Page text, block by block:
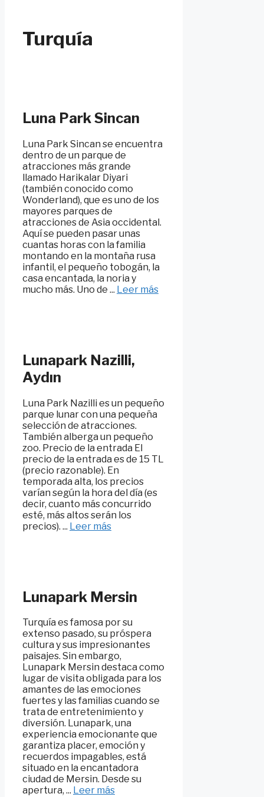
Turquía
Luna Park Sincan
Luna Park Sincan se encuentra
dentro de un parque de
atracciones más grande
llamado Harikalar Diyari
(también conocido como
Wonderland), que es uno de los
mayores parques de
atracciones de Asia occidental.
Aquí se pueden pasar unas
cuantas horas con la familia
montando en la montaña rusa
infantil, el pequeño tobogán, la
casa encantada, la noria y
mucho más. Uno de ... Leer más
Lunapark Nazilli,
Aydın
Luna Park Nazilli es un pequeño
parque lunar con una pequeña
selección de atracciones.
También alberga un pequeño
zoo. Precio de la entrada El
precio de la entrada es de 15 TL
(precio razonable). En
temporada alta, los precios
varían según la hora del día (es
decir, cuanto más concurrido
esté, más altos serán los
precios). ... Leer más
Lunapark Mersin
Turquía es famosa por su
extenso pasado, su próspera
cultura y sus impresionantes
paisajes. Sin embargo,
Lunapark Mersin destaca como
lugar de visita obligada para los
amantes de las emociones
fuertes y las familias cuando se
trata de entretenimiento y
diversión. Lunapark, una
experiencia emocionante que
garantiza placer, emoción y
recuerdos impagables, está
situado en la encantadora
ciudad de Mersin. Desde su
apertura, ... Leer más